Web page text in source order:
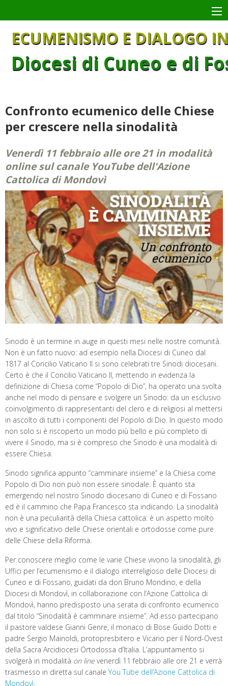
to
contentECUMENISMO E DIALOGO
Diocesi di Cuneo e di
Confronto ecumenico delle Chiese
per crescere nella sinodalità
Venerdì 11 febbraio alle ore 21 in modalità
online sul canale YouTube dell'Azione
Cattolica di Mondovì
Sinodo è un termine in auge in questi mesi nelle nostre comunità.
Non è un fatto nuovo: ad esempio nella Diocesi di Cuneo dal
1817 al Concilio Vaticano II si sono celebrati tre Sinodi diocesani.
Certo è che il Concilio Vaticano II, mettendo in evidenza la
definizione di Chiesa come “Popolo di Dio”, ha operato una svolta
anche nel modo di pensare e svolgere un Sinodo: da un esclusivo
coinvolgimento di rappresentanti del clero e di religiosi al mettersi
in ascolto di tutti i componenti del Popolo di Dio. In questo modo
non solo si è riscoperto un modo più bello e più completo di
vivere il Sinodo, ma si è compreso che Sinodo è una modalità di
essere Chiesa.
Sinodo significa appunto “camminare insieme” e la Chiesa come
Popolo di Dio non può non essere sinodale. È quanto sta
emergendo nel nostro Sinodo diocesano di Cuneo e di Fossano
ed è il cammino che Papa Francesco sta indicando. La sinodalità
non è una peculiarità della Chiesa cattolica: è un aspetto molto
vivo e significativo delle Chiese orientali e ortodosse come pure
delle Chiese della Riforma.
Per conoscere meglio come le varie Chiese vivono la sinodalità, gli
Uffici per l’ecumenismo e il dialogo interreligioso delle Diocesi di
Cuneo e di Fossano, guidati da don Bruno Mondino, e della
Diocesi di Mondovì, in collaborazione con l’Azione Cattolica di
Mondovì, hanno predisposto una serata di confronto ecumenico
dal titolo “Sinodalità è camminare insieme”. Ad esso partecipano
il pastore valdese Gianni Genre, il monaco di Bose Guido Dotti e
padre Sergio Mainoldi, protopresbitero e Vicario per il Nord-Ovest
della Sacra Arcidiocesi Ortodossa d’Italia. L’appuntamento si
svolgerà in modalità on line venerdì 11 febbraio alle ore 21 e verrà
trasmesso in diretta sul canale You Tube dell’Azione Cattolica di
Mondovì.